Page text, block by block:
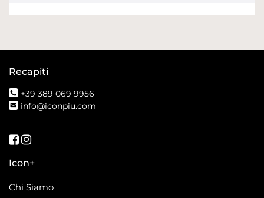
Recapiti
+39 389 069 9956
info@iconpiu.com
Seguici su Facebook
Seguici su Instagram
Icon+
Chi Siamo